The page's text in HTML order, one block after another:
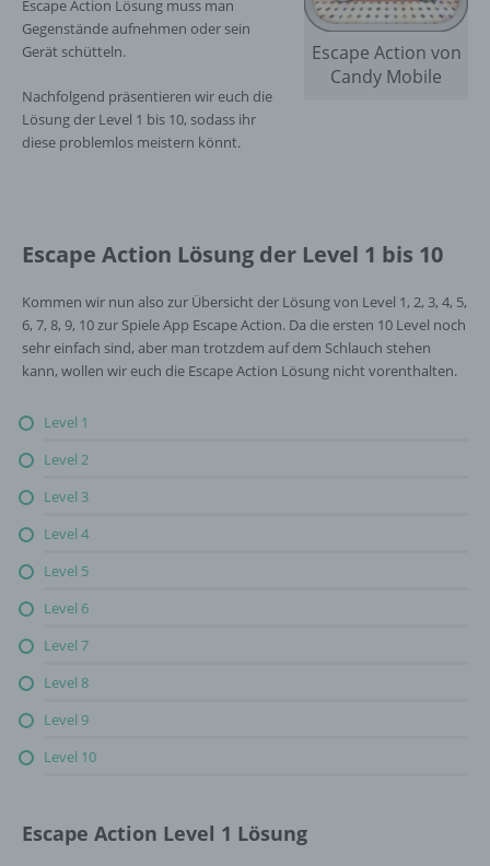
Escape Action von
Candy Mobile
Escape Action Lösung muss man
Gegenstände aufnehmen oder sein
Gerät schütteln.
Nachfolgend präsentieren wir euch die
Lösung der Level 1 bis 10, sodass ihr
diese problemlos meistern könnt.
Escape Action Lösung der Level 1 bis 10
Kommen wir nun also zur Übersicht der Lösung von Level 1, 2, 3, 4, 5,
6, 7, 8, 9, 10 zur Spiele App Escape Action. Da die ersten 10 Level noch
sehr einfach sind, aber man trotzdem auf dem Schlauch stehen
kann, wollen wir euch die Escape Action Lösung nicht vorenthalten.
Level 1
Level 2
Level 3
Level 4
Level 5
Level 6
Level 7
Level 8
Level 9
Level 10
Escape Action Level 1 Lösung